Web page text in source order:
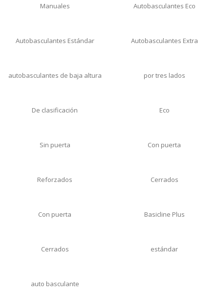
Manuales Autobasculantes Eco
Autobasculantes Estándar Autobasculantes Extra
autobasculantes de baja altura por tres lados
De clasificación Eco
Sin puerta Con puerta
Reforzados Cerrados
Con puerta Basicline Plus
Cerrados estándar
auto basculante